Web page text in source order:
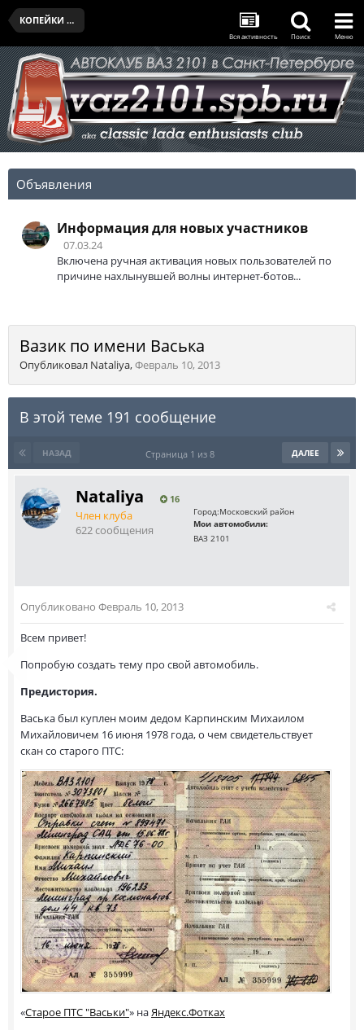
КОПЕЙКИ КЛУБА
Вся активность Поиск Меню
Объявления
Информация для новых участников
07.03.24
Включена ручная активация новых пользователей по
причине нахлынувшей волны интернет-ботов...
Вазик по имени Васька
Опубликовал Nataliya,Февраль 10, 2013
В этой теме 191 сообщение
НАЗАД ДАЛЕЕ
Страница 1 из 8
Nataliya 16
Член клуба
622 сообщения
Город:Московский район
Мои автомобили:
ВАЗ 2101
Опубликовано Февраль 10, 2013
Всем привет!
Попробую создать тему про свой автомобиль.
Предистория.
Васька был куплен моим дедом Карпинским Михаилом
Михайловичем 16 июня 1978 года, о чем свидетельствует
скан со старого ПТС:
«Старое ПТС "Васьки"» на Яндекс.Фотках